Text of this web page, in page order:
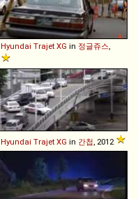
Hyundai Trajet XG in 정글쥬스,
Hyundai Trajet XG in 간첩, 2012